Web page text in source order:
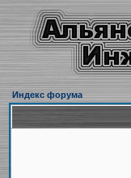
Индекс форума